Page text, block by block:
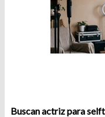
Buscan actriz para